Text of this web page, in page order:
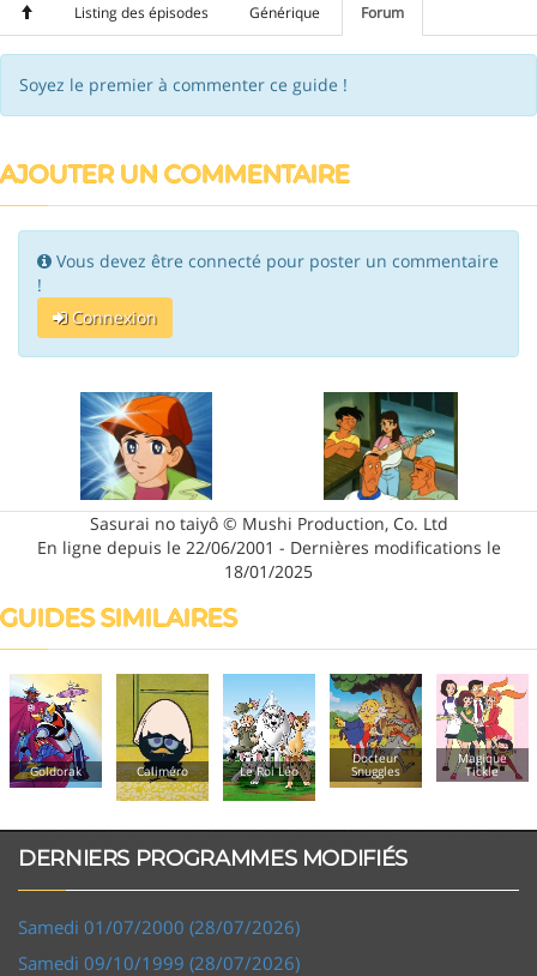
Listing des épisodes Générique Forum
Soyez le premier à commenter ce guide !
AJOUTER UN COMMENTAIRE
Vous devez être connecté pour poster un commentaire
!
Connexion
Sasurai no taiyô © Mushi Production, Co. Ltd
En ligne depuis le 22/06/2001 - Dernières modifications le
18/01/2025
GUIDES SIMILAIRES
Goldorak Caliméro Le Roi Léo
Docteur
Snuggles
Magique
Tickle
DERNIERS PROGRAMMES MODIFIÉS
Samedi 01/07/2000 (28/07/2026)
Samedi 09/10/1999 (28/07/2026)